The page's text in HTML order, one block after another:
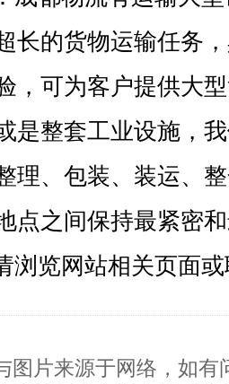
长的货物运输任务
，可为客户提供大
是整套工业设施，
理、包装、装运、
点之间保持最紧密
浏览网站相关页
图片来源于网络，如有